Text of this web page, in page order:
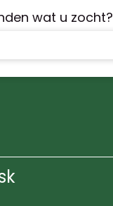
wat u zocht?